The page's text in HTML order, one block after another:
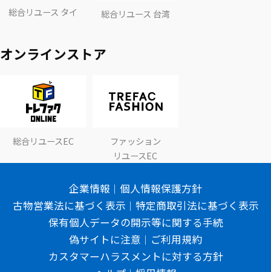
総合リユース タイ 総合リユース 台湾
オンラインストア
総合リユースEC
ファッション
リユースEC
企業情報
個人情報保護方針
古物営業法に基づく表示
特定商取引法に基づく表示
保有個人データの開示等に関する手続
偽サイトに注意
ご利用規約
カスタマーハラスメントに対する方針